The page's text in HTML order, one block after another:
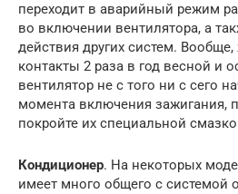
переходит в аварийный режим
во включении вентилятора, а
действия других систем.
контакты 2 раза в год весной и
вентилятор не с того ни с сего
момента включения зажигания,
покройте их специальной
Кондиционер. На некоторых
имеет много общего с системой